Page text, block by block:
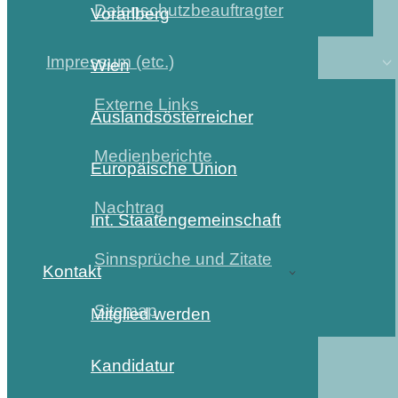
Datenschutzbeauftragter
Impressum (etc.)
Externe Links
Medienberichte
Nachtrag
Sinnsprüche und Zitate
Sitemap
Vorarlberg
Wien
Auslandsösterreicher
Europäische Union
Int. Staatengemeinschaft
Kontakt
Mitglied werden
Kandidatur